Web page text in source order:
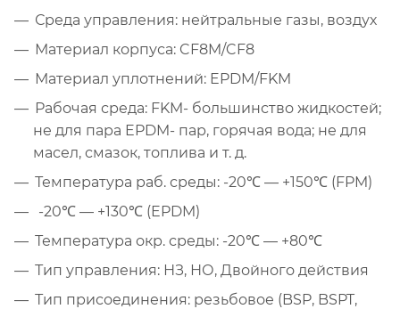
Среда управления: нейтральные газы, воздух
Материал корпуса: CF8M/CF8
Материал уплотнений: EPDM/FKM
Рабочая среда: FKM- большинство жидкостей;
не для пара EPDM- пар, горячая вода; не для
масел, смазок, топлива и т. д.
Температура раб. среды: -20℃ — +150℃ (FPM)
-20℃ — +130℃ (EPDM)
Температура окр. среды: -20℃ — +80℃
Тип управления: НЗ, НО, Двойного действия
Тип присоединения: резьбовое (BSP, BSPT,